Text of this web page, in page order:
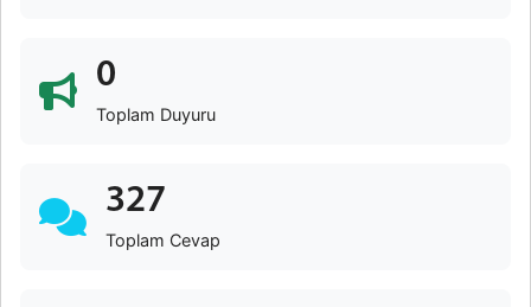
0
Toplam Duyuru
327
Toplam Cevap